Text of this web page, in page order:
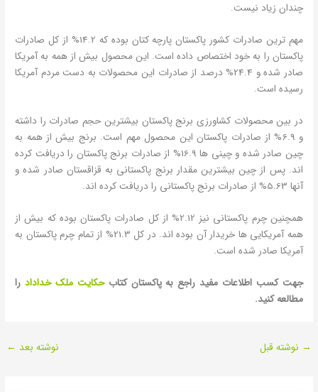
چندان زیاد نیست.
مهم ترین صادرات کشور پاکستان پارچه کتان بوده که 14.2% از کل صادرات
پاکستان را به خود اختصاص داده است. این محصول بیش از همه به آمریکا
صادر شده و 24.4% درصد از صادرات این محصولات به دست مردم آمریکا
رسیده است.
در بین محصولات کشاورزی برنج پاکستان بیشترین حجم صادرات را داشته
و 6.9% از صادرات پاکستان این محصول مهم است. برنج بیش از همه به
چین صادر شده و چینی ها 16.9% از صادرات برنج پاکستان را دریافت کرده
اند. پس از چین بیشترین مقدار برنج پاکستانی به قزاقستان صادر شده و
آنها 5.63% از صادرات برنج پاکستانی را دریافت کرده اند.
همچنین چرم پاکستانی نیز 2.12% از کل صادرات پاکستان بوده که بیش از
همه آمریکایی ها خریدار آن بوده اند. در کل 21.3% از تمام چرم پاکستان به
آمریکا صادر شده است.
جهت کسب اطلاعات مفید راجع به پاکستان کتابحکایت ملک خداداد را
مطالعه کنید.
→ نوشته قبل نوشته بعد ←